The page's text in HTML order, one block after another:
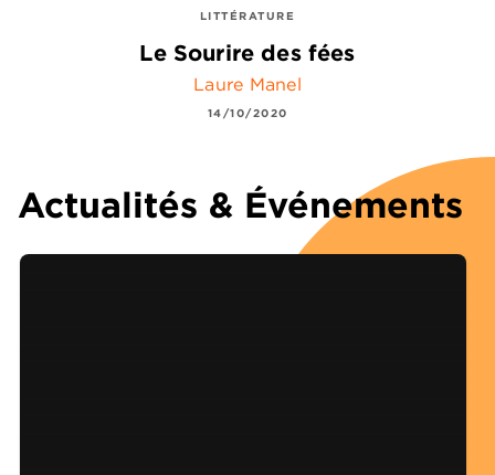
LITTÉRATURE
Le Sourire des fées
Laure Manel
14/10/2020
Actualités & Événements